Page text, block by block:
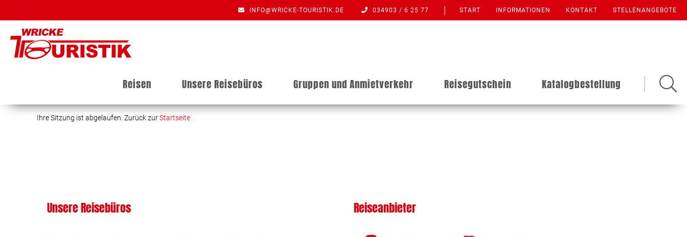
INFO@WRICKE-TOURISTIK.DE 034903 / 6 25 77 START INFORMATIONEN KONTAKT STELLENANGEBOTE
Reisen Unsere Reisebüros Gruppen und Anmietverkehr Reisegutschein Katalogbestellung
Ihre Sitzung ist abgelaufen. Zurück zurStartseite
Unsere Reisebüros Reiseanbieter